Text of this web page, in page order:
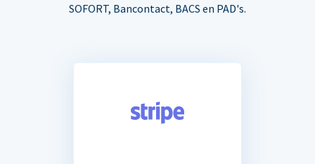
SOFORT, Bancontact, BACS en PAD's.